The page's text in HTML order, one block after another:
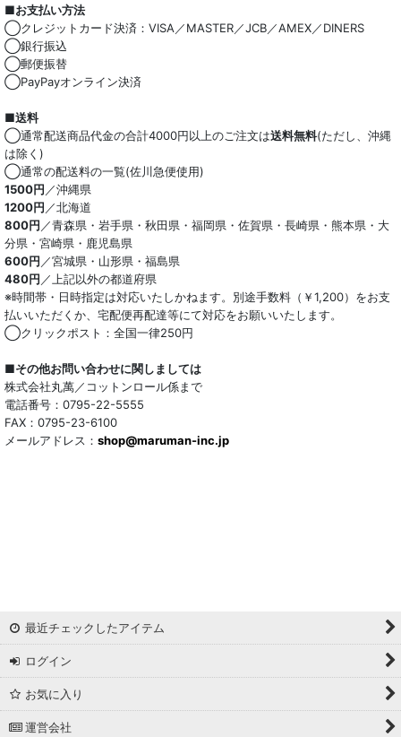
■お支払い方法
◯クレジットカード決済：VISA／MASTER／JCB／AMEX／DINERS
◯銀行振込
◯郵便振替
◯PayPayオンライン決済
■送料
◯通常配送商品代金の合計4000円以上のご注文は送料無料(ただし、沖縄
は除く)
◯通常の配送料の一覧(佐川急便使用)
1500円 ／沖縄県
1200円 ／北海道
800円 ／青森県・岩手県・秋田県・福岡県・佐賀県・長崎県・熊本県・大
分県・宮崎県・鹿児島県
600円 ／宮城県・山形県・福島県
480円 ／上記以外の都道府県
※時間帯・日時指定は対応いたしかねます。別途手数料（￥1,200）をお支
払いいただくか、宅配便再配達等にて対応をお願いいたします。
◯クリックポスト：全国一律250円
■その他お問い合わせに関しましては
株式会社丸萬／コットンロール係まで
電話番号：0795-22-5555
FAX：0795-23-6100
メールアドレス： shop@maruman-inc.jp
最近チェックしたアイテム
ログイン
お気に入り
運営会社